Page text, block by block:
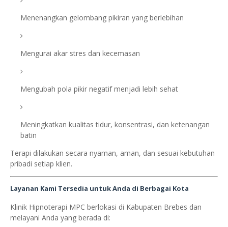
Menenangkan gelombang pikiran yang berlebihan
Mengurai akar stres dan kecemasan
Mengubah pola pikir negatif menjadi lebih sehat
Meningkatkan kualitas tidur, konsentrasi, dan ketenangan
batin
Terapi dilakukan secara nyaman, aman, dan sesuai kebutuhan
pribadi setiap klien.
Layanan Kami Tersedia untuk Anda di Berbagai Kota
Klinik Hipnoterapi MPC berlokasi di Kabupaten Brebes dan
melayani Anda yang berada di: